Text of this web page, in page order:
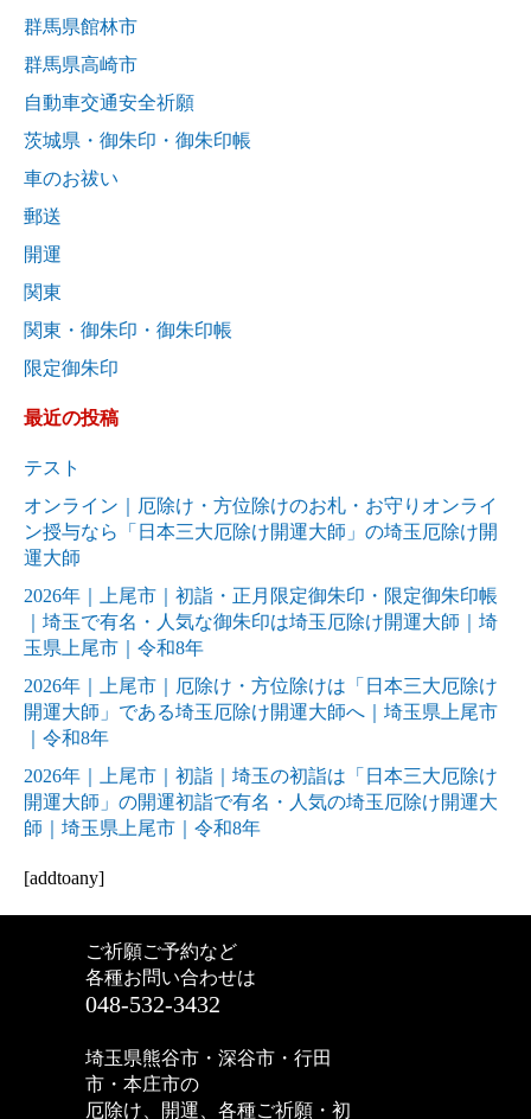
群馬県館林市
群馬県高崎市
自動車交通安全祈願
茨城県・御朱印・御朱印帳
車のお祓い
郵送
開運
関東
関東・御朱印・御朱印帳
限定御朱印
最近の投稿
テスト
オンライン｜厄除け・方位除けのお札・お守りオンライ
ン授与なら「日本三大厄除け開運大師」の埼玉厄除け開
運大師
2026年｜上尾市｜初詣・正月限定御朱印・限定御朱印帳
｜埼玉で有名・人気な御朱印は埼玉厄除け開運大師｜埼
玉県上尾市｜令和8年
2026年｜上尾市｜厄除け・方位除けは「日本三大厄除け
開運大師」である埼玉厄除け開運大師へ｜埼玉県上尾市
｜令和8年
2026年｜上尾市｜初詣｜埼玉の初詣は「日本三大厄除け
開運大師」の開運初詣で有名・人気の埼玉厄除け開運大
師｜埼玉県上尾市｜令和8年
[addtoany]
ご祈願ご予約など
各種お問い合わせは
048-532-3432
埼玉県熊谷市・深谷市・行田
市・本庄市の
厄除け、開運、各種ご祈願・初